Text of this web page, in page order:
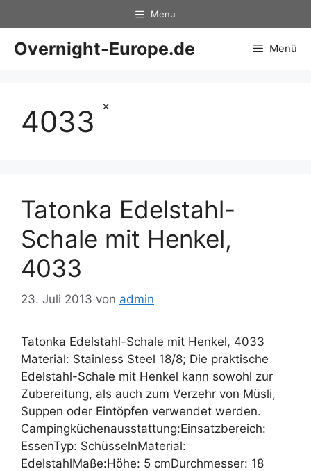
×
Inhalt
springen
Menu
Overnight-Europe.de Menü
4033
Tatonka Edelstahl-
Schale mit Henkel,
4033
23. Juli 2013 von admin
Tatonka Edelstahl-Schale mit Henkel, 4033
Material: Stainless Steel 18/8; Die praktische
Edelstahl-Schale mit Henkel kann sowohl zur
Zubereitung, als auch zum Verzehr von Müsli,
Suppen oder Eintöpfen verwendet werden.
Campingküchenausstattung:Einsatzbereich:
EssenTyp: SchüsselnMaterial:
EdelstahlMaße:Höhe: 5 cmDurchmesser: 18